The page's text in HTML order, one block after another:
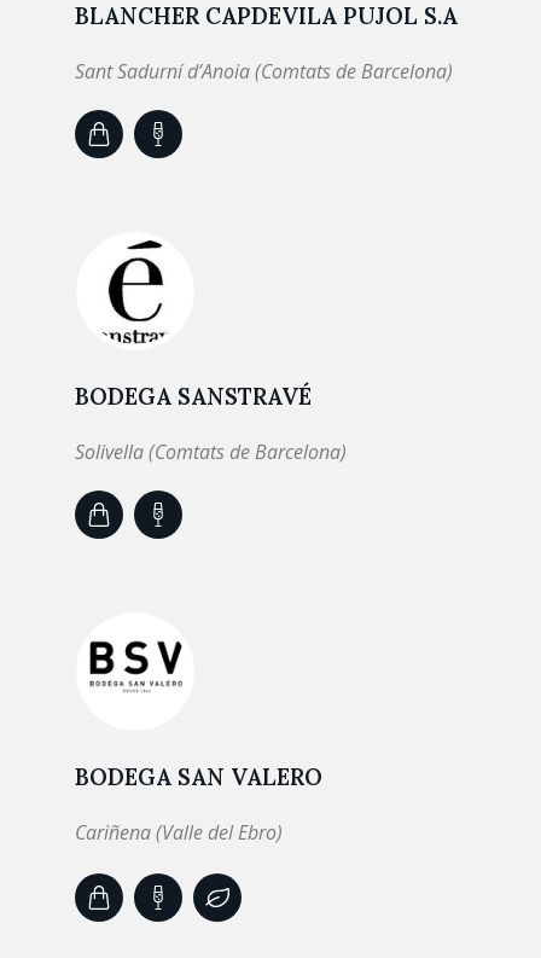
BLANCHER CAPDEVILA PUJOL S.A
Sant Sadurní d’Anoia (Comtats de Barcelona)
BODEGA SANSTRAVÉ
Solivella (Comtats de Barcelona)
BODEGA SAN VALERO
Cariñena (Valle del Ebro)